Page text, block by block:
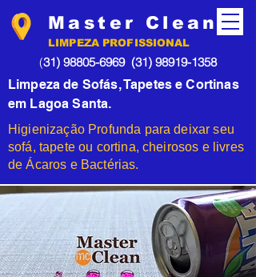
Master Clean
(31) 98805-6969 (31) 98919-1358
LIMPEZA PROFISSIONAL
Limpeza de Sofás, Tapetes e Cortinas
em Lagoa Santa.
Higienização Profunda para deixar seu
sofá, tapete ou cortina, cheirosos e livres
de Ácaros e Bactérias.